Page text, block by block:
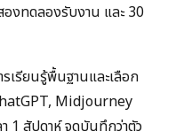
งทดลองรับงาน และ 30
เรียนรู้พื้นฐานและเลือก
Midjourney
1 สัปดาห์ จดบันทึกว่าตัว